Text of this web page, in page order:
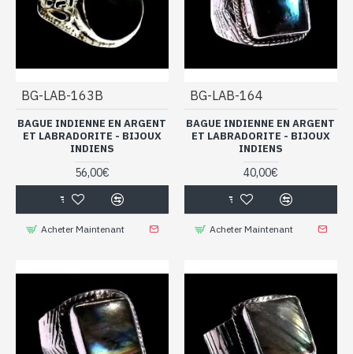
BG-LAB-163B
BAGUE INDIENNE EN ARGENT
ET LABRADORITE - BIJOUX
INDIENS
56,00€
Acheter Maintenant
BG-LAB-164
BAGUE INDIENNE EN ARGENT
ET LABRADORITE - BIJOUX
INDIENS
40,00€
Acheter Maintenant